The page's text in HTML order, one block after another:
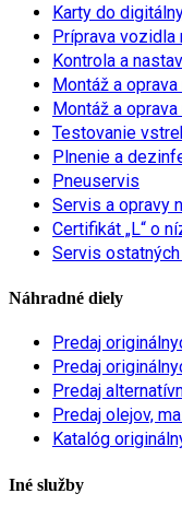
Karty do
Príprava vozidla
Kontrola a
Montáž a
Montáž a
Testovanie
Plnenie a
Pneuservis
Servis a opravy
Certifikát „L“ o
Servis
Náhradné diely
Predaj
Predaj
Predaj
Predaj olejov,
Katalóg
Iné služby